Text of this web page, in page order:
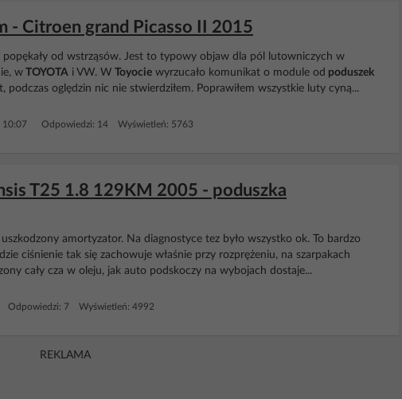
- Citroen grand Picasso II 2015
popękały od wstrząsów. Jest to typowy objaw dla pól lutowniczych w
w TOYOTA i VW. W Toyocie wyrzucało komunikat o module od poduszek
oględzin nic nie stwierdziłem. Poprawiłem wszystkie luty cyną...
10:07 Odpowiedzi: 14 Wyświetleń: 5763
T25 1.8 129KM 2005 - poduszka
amortyzator. Na diagnostyce tez było wszystko ok. To bardzo
ciśnienie tak się zachowuje właśnie przy rozprężeniu, na szarpakach
cały cza w oleju, jak auto podskoczy na wybojach dostaje...
Odpowiedzi: 7 Wyświetleń: 4992
REKLAMA